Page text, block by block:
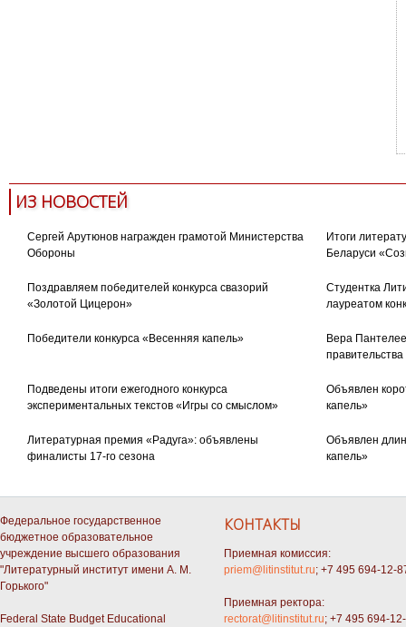
ИЗ НОВОСТЕЙ
Сергей Арутюнов награжден грамотой Министерства
Обороны
Итоги
Беларуси
Поздравляем победителей конкурса свазорий
«Золотой Цицерон»
Студентка
лауреатом
Победители конкурса «Весенняя капель»
Вера
Подведены итоги ежегодного конкурса
экспериментальных текстов «Игры со смыслом»
Объявлен
капель»
Литературная премия «Радуга»: объявлены
финалисты 17-го сезона
Объявлен
капель»
Федеральное государственное
бюджетное образовательное
учреждение высшего образования
"Литературный институт имени А. М.
Горького"
Federal State Budget Educational
КОНТАКТЫ
Приемная комиссия:
priem@litinstitut.ru; +7 495 694-12-
Приемная ректора:
rectorat@litinstitut.ru; +7 495 694-